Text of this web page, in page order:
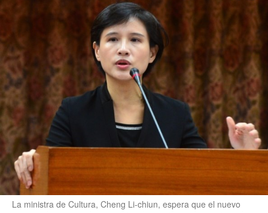
La ministra de Cultura, Cheng Li-chiun, espera que el nuevo